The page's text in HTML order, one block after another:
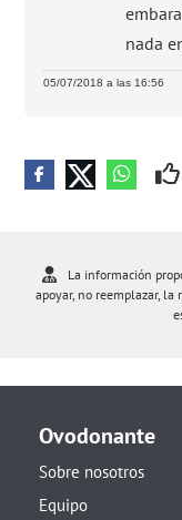
nada
05/07/2018 a las 16:56
La información
apoyar, no reemplazar,
Ovodonante
Sobre nosotros
Equipo